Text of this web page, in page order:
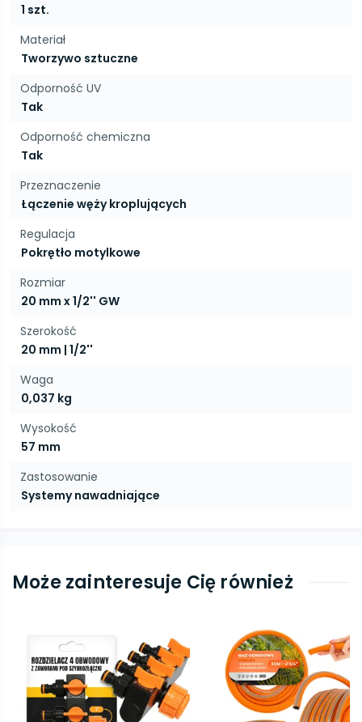
1 szt.
Materiał
Tworzywo sztuczne
Odporność UV
Tak
Odporność chemiczna
Tak
Przeznaczenie
Łączenie węży kroplujących
Regulacja
Pokrętło motylkowe
Rozmiar
20 mm x 1/2'' GW
Szerokość
20 mm | 1/2''
Waga
0,037 kg
Wysokość
57 mm
Zastosowanie
Systemy nawadniające
Może zainteresuje Cię również